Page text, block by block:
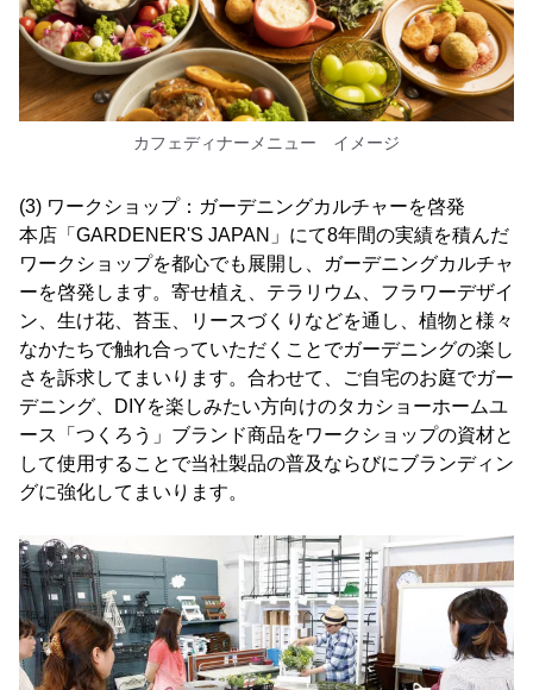
カフェディナーメニュー イメージ
(3) ワークショップ：ガーデニングカルチャーを啓発
本店「GARDENER'S JAPAN」にて8年間の実績を積んだ
ワークショップを都心でも展開し、ガーデニングカルチャ
ーを啓発します。寄せ植え、テラリウム、フラワーデザイ
ン、生け花、苔玉、リースづくりなどを通し、植物と様々
なかたちで触れ合っていただくことでガーデニングの楽し
さを訴求してまいります。合わせて、ご自宅のお庭でガー
デニング、DIYを楽しみたい方向けのタカショーホームユ
ース「つくろう」ブランド商品をワークショップの資材と
して使用することで当社製品の普及ならびにブランディン
グに強化してまいります。